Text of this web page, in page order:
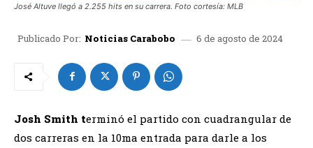
José Altuve llegó a 2.255 hits en su carrera. Foto cortesía: MLB
Publicado Por: Noticias Carabobo 6 de agosto de 2024
Josh Smith terminó el partido con cuadrangular de
dos carreras en la 10ma entrada para darle a los